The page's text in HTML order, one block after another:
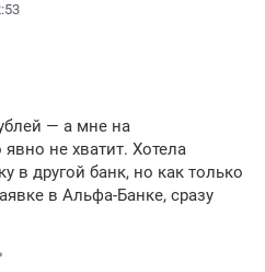
— а мне на
не хватит. Хотела
в другой банк, но как только
в Альфа-Банке, сразу